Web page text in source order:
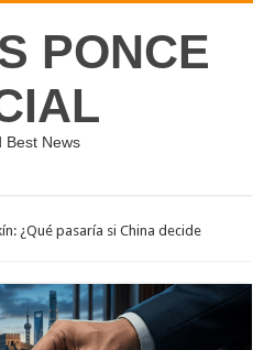
PONCE
Best News
¿Qué pasaría si China decide